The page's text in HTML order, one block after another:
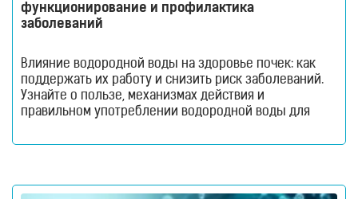
функционирование и профилактика
заболеваний
Влияние водородной воды на здоровье почек: как
поддержать их работу и снизить риск заболеваний.
Узнайте о пользе, механизмах действия и
правильном употреблении водородной воды для
просто наш «фильтр», как принято говорить. Это
регулирует уровень жидкости, влияет на давление